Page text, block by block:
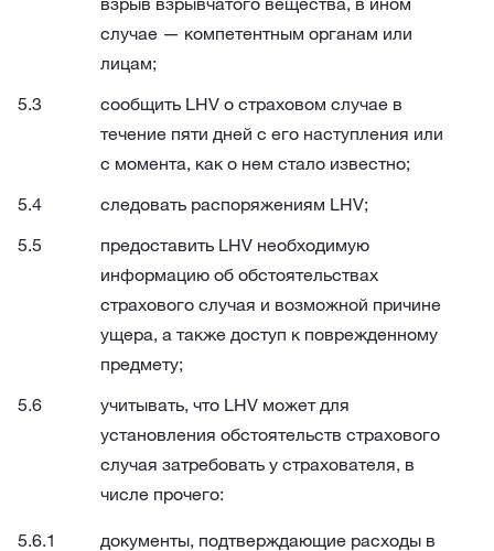
случае — компетентным органам или
лицам;
сообщить LHV о страховом случае в
течение пяти дней с его наступления или
с момента, как о нем стало известно;
следовать распоряжениям LHV;
предоставить LHV необходимую
информацию об обстоятельствах
страхового случая и возможной причине
ущера, а также доступ к поврежденному
предмету;
учитывать, что LHV может для
установления обстоятельств страхового
случая затребовать у страхователя, в
числе прочего:
документы, подтверждающие расходы в